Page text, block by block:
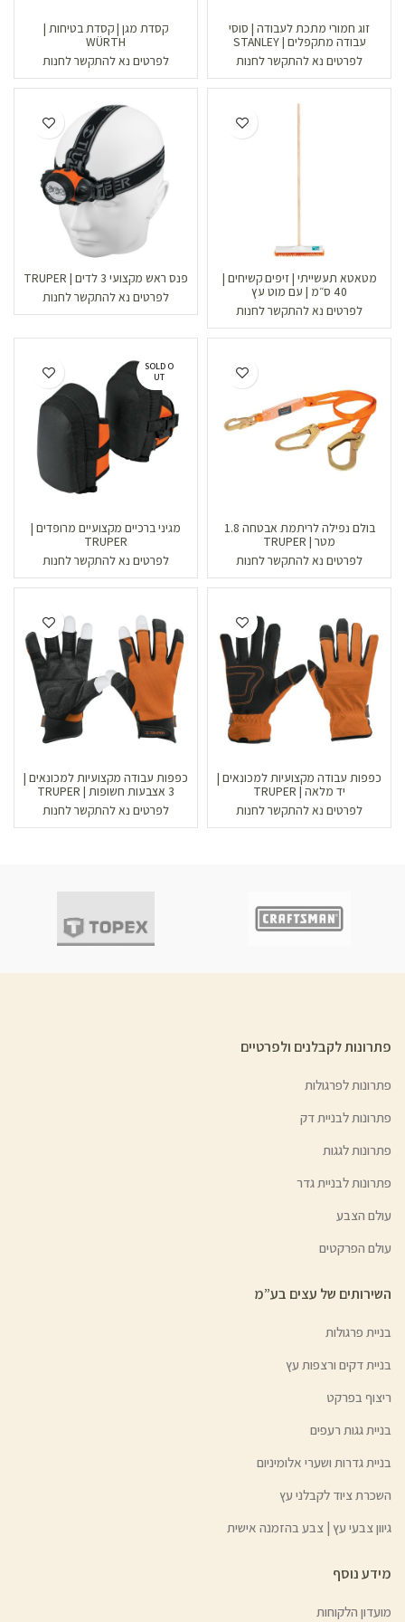
זוג חמורי מתכת לעבודה | סוסי
עבודה מתקפלים | STANLEY
לפרטים נא להתקשר לחנות
קסדת מגן | קסדת בטיחות |
WÜRTH
לפרטים נא להתקשר לחנות
מטאטא תעשייתי | זיפים קשיחים |
40 ס״מ | עם מוט עץ
לפרטים נא להתקשר לחנות
פנס ראש מקצועי 3 לדים | TRUPER
לפרטים נא להתקשר לחנות
בולם נפילה לריתמת אבטחה 1.8
מטר | TRUPER
לפרטים נא להתקשר לחנות
SOLD O
UT
מגיני ברכיים מקצועיים מרופדים |
TRUPER
לפרטים נא להתקשר לחנות
כפפות עבודה מקצועיות למכונאים |
יד מלאה | TRUPER
לפרטים נא להתקשר לחנות
כפפות עבודה מקצועיות למכונאים |
3 אצבעות חשופות | TRUPER
לפרטים נא להתקשר לחנות
פתרונות לקבלנים ולפרטיים
פתרונות לפרגולות
פתרונות לבניית דק
פתרונות לגגות
פתרונות לבניית גדר
עולם הצבע
עולם הפרקטים
השירותים של עצים בע”מ
בניית פרגולות
בניית דקים ורצפות עץ
ריצוף בפרקט
בניית גגות רעפים
בניית גדרות ושערי אלומיניום
השכרת ציוד לקבלני עץ
גיוון צבעי עץ | צבע בהזמנה אישית
מידע נוסף
מועדון הלקוחות